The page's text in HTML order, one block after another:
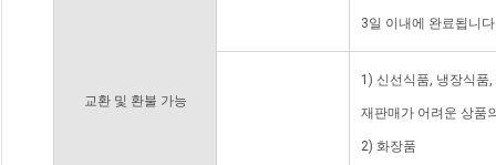
교환 및 환불 가능
3일 이내에 완료됩니
1) 신선식품, 냉장식품
재판매가 어려운 상품
2) 화장품